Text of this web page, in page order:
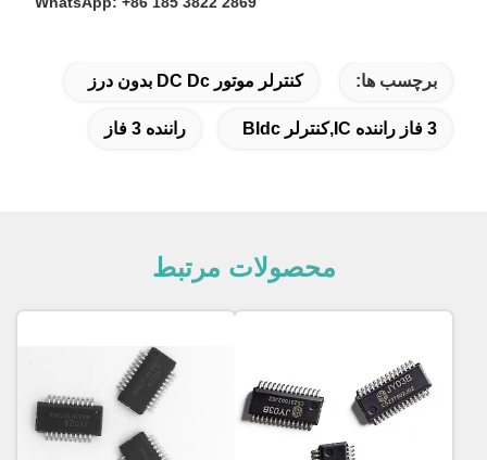
برچسب ها: کنترلر موتور DC Dc بدون درز
3 فاز راننده IC,کنترلر Bldc راننده 3 فاز
محصولات مرتبط